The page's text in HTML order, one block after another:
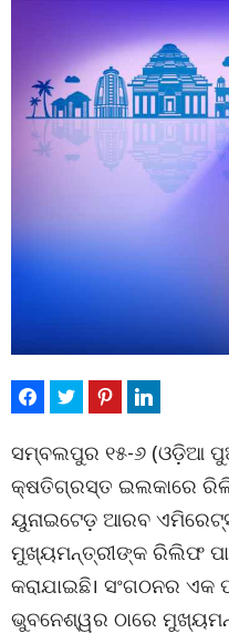
ସମ୍ବଲପୁର ୧୫-୬ (ଓଡ଼ିଆ
କ୍ଷତିଗ୍ରସ୍ତ ଇଲକାରେ
ୟୁନାଇଟେଡ଼ ଆରବ
ମୁଖ୍ୟମନ୍ତ୍ରୀଙ୍କ ରିଲିଫ
କରାଯାଇଛି। ସଂଗଠନର
ଭୁବନେଶ୍ୱର ଠାରେ